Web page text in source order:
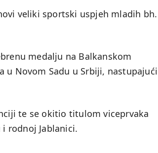
veliki sportski uspjeh mladih bh.
medalju na Balkanskom
u Novom Sadu u Srbiji,
te se okitio titulom viceprvaka
rodnoj Jablanici.